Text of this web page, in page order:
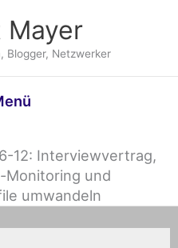
Blogger, Netzwerker
12: Interviewvertrag,
Monitoring und
umwandeln